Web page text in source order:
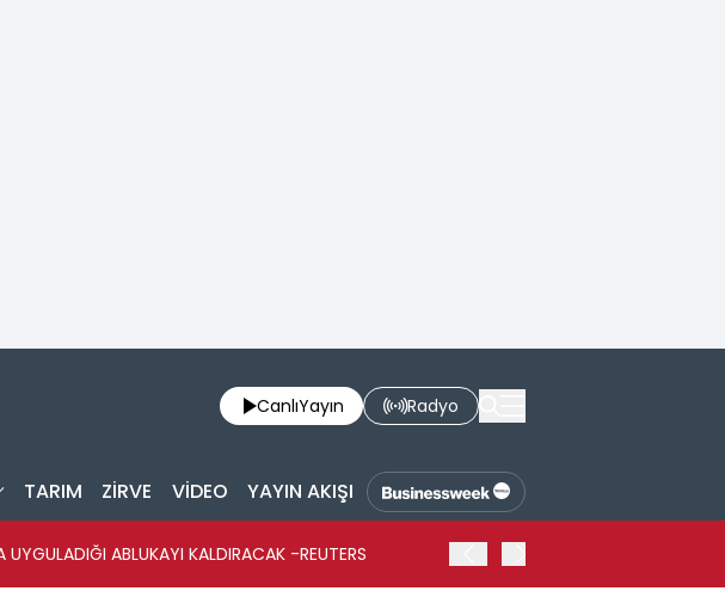
CanlıYayın Radyo
TARIM ZİRVE VİDEO YAYIN AKIŞI
ABLUKAYI KALDIRACAK -REUTERS